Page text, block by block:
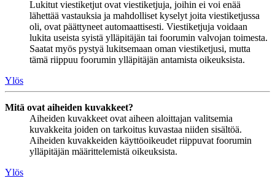
Lukitut viestiketjut ovat viestiketjuja, joihin ei voi enää
lähettää vastauksia ja mahdolliset kyselyt joita viestiketjussa
oli, ovat päättyneet automaattisesti. Viestiketjuja voidaan
lukita useista syistä ylläpitäjän tai foorumin valvojan toimesta.
Saatat myös pystyä lukitsemaan oman viestiketjusi, mutta
tämä riippuu foorumin ylläpitäjän antamista oikeuksista.
Ylös
Mitä ovat aiheiden kuvakkeet?
Aiheiden kuvakkeet ovat aiheen aloittajan valitsemia
kuvakkeita joiden on tarkoitus kuvastaa niiden sisältöä.
Aiheiden kuvakkeiden käyttöoikeudet riippuvat foorumin
ylläpitäjän määrittelemistä oikeuksista.
Ylös